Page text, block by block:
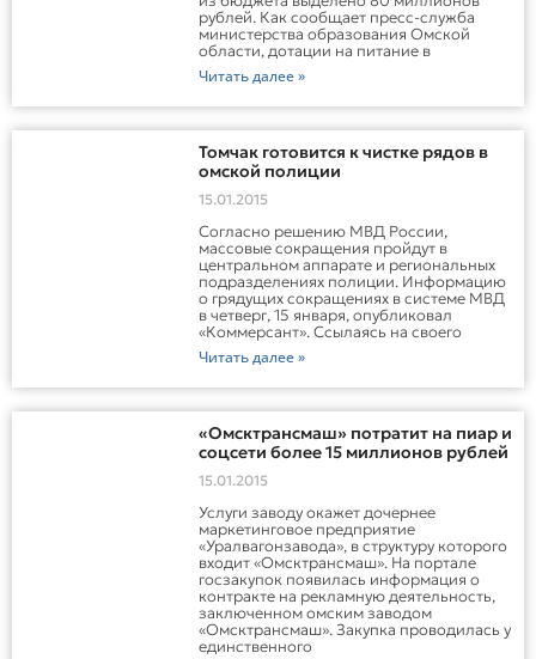
рублей. Как сообщает пресс-служба
министерства образования Омской
области, дотации на питание в
Читать далее »
Томчак готовится к чистке рядов в
омской полиции
15.01.2015
Согласно решению МВД России,
массовые сокращения пройдут в
центральном аппарате и региональных
подразделениях полиции. Информацию
о грядущих сокращениях в системе МВД
в четверг, 15 января, опубликовал
«Коммерсант». Ссылаясь на своего
Читать далее »
«Омсктрансмаш» потратит на пиар и
соцсети более 15 миллионов рублей
15.01.2015
Услуги заводу окажет дочернее
маркетинговое предприятие
«Уралвагонзавода», в структуру которого
входит «Омсктрансмаш». На портале
госзакупок появилась информация о
контракте на рекламную деятельность,
заключенном омским заводом
«Омсктрансмаш». Закупка проводилась у
единственного